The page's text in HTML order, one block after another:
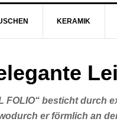
KERAMIK
FOLIO“ besticht durch
er förmlich an